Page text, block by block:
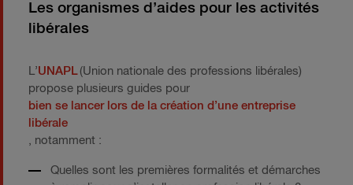
Les organismes d’aides pour les activités
libérales
L’UNAPL (Union nationale des professions libérales)
propose plusieurs guides pour
bien se lancer lors de la création d’une entreprise
libérale
, notamment :
Quelles sont les premières formalités et démarches